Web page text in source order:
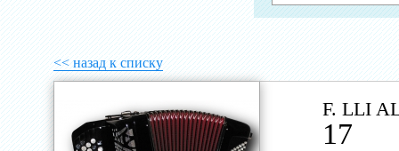
<< назад к списку
F. LLI
17